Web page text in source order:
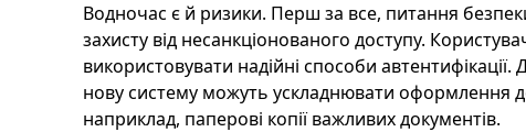
Водночас є й ризики. Перш за все, питання
захисту від несанкціонованого доступу.
використовувати надійні способи
нову систему можуть ускладнювати оформлення
наприклад, паперові копії важливих документів.